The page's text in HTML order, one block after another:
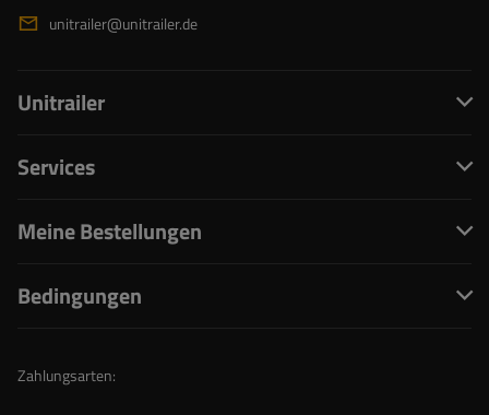
unitrailer@unitrailer.de
Unitrailer
Services
Meine Bestellungen
Bedingungen
Zahlungsarten: